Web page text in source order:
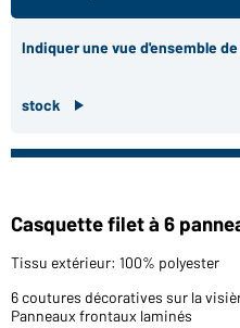
Indiquer une vue d'ensemble
stock
Casquette filet à 6
Tissu extérieur: 100% polyester
6 coutures décoratives sur la
Panneaux frontaux laminés